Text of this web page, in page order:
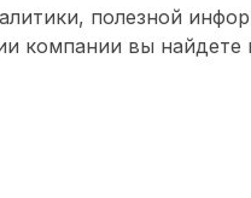
полезной
компании вы найдете